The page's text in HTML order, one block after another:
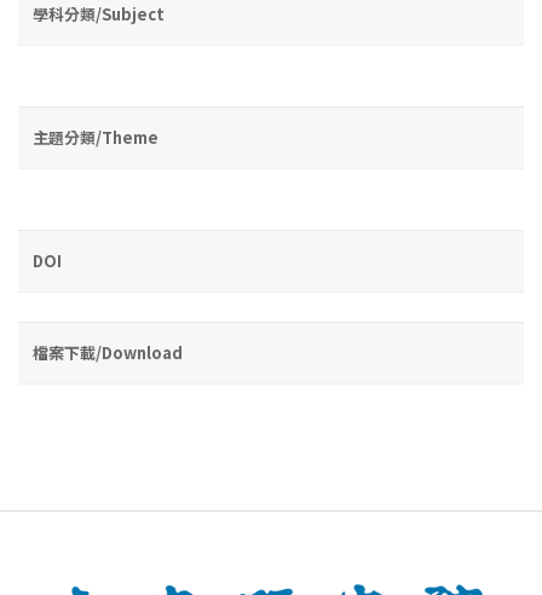
學科分類/Subject
主題分類/Theme
DOI
檔案下載/Download